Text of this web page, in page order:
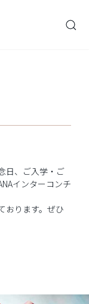
日、ご入学・ご
インターコンチ
おります。ぜひ